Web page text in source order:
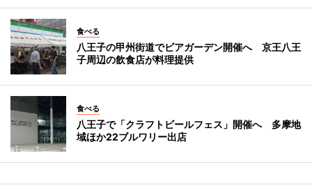
食べる
八王子の甲州街道でビアガーデン開催へ 京王八王
子周辺の飲食店が料理提供
食べる
八王子で「クラフトビールフェス」開催へ 多摩地
域ほか22ブルワリー出店